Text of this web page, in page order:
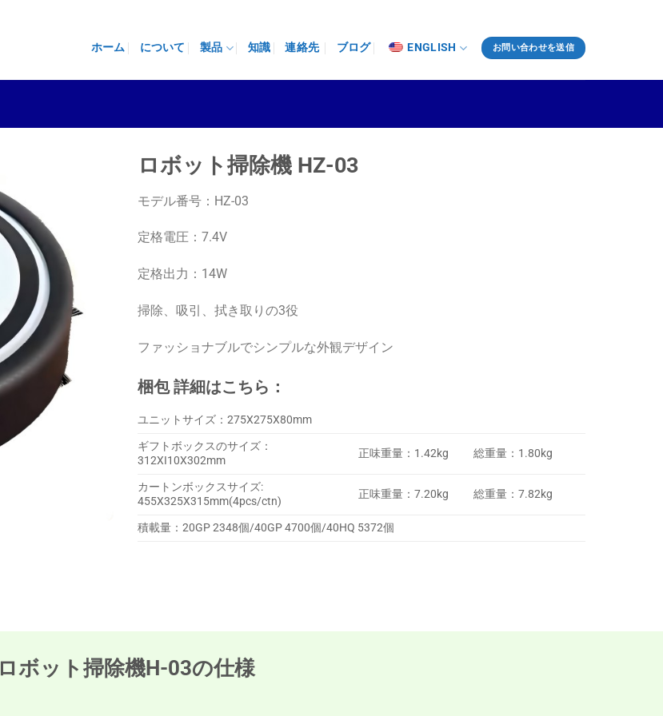
ホーム について 製品 知識 連絡先 ブログ ENGLISH お問い合わせを送信
ロボット掃除機 HZ-03
モデル番号：HZ-03
定格電圧：7.4V
定格出力：14W
掃除、吸引、拭き取りの3役
ファッショナブルでシンプルな外観デザイン
梱包 詳細はこちら：
ユニットサイズ：275X275X80mm
ギフトボックスのサイズ：
312XI10X302mm
正味重量：1.42kg 総重量：1.80kg
カートンボックスサイズ:
455X325X315mm(4pcs/ctn)
正味重量：7.20kg 総重量：7.82kg
積載量：20GP 2348個/40GP 4700個/40HQ 5372個
ロボット掃除機H-03の仕様